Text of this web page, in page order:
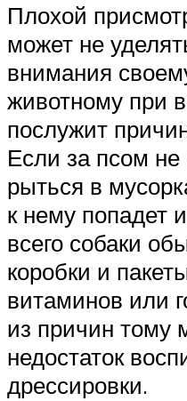
Плохой
может не
внимания
животному при
послужит
Если за псом
рыться в
к нему попадет
всего собаки
коробки и
витаминов или
из причин тому
недостаток
дрессировки.